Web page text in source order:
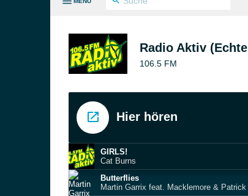
Radio Aktiv
106.5 FM
Hier hören
GIRLS!
Cat Burns
⁠⁠Butterflies
Martin Garrix feat. Macklemore &